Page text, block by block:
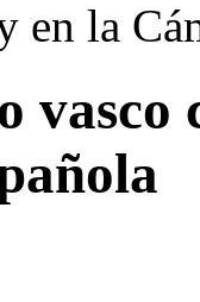
en la
vasco